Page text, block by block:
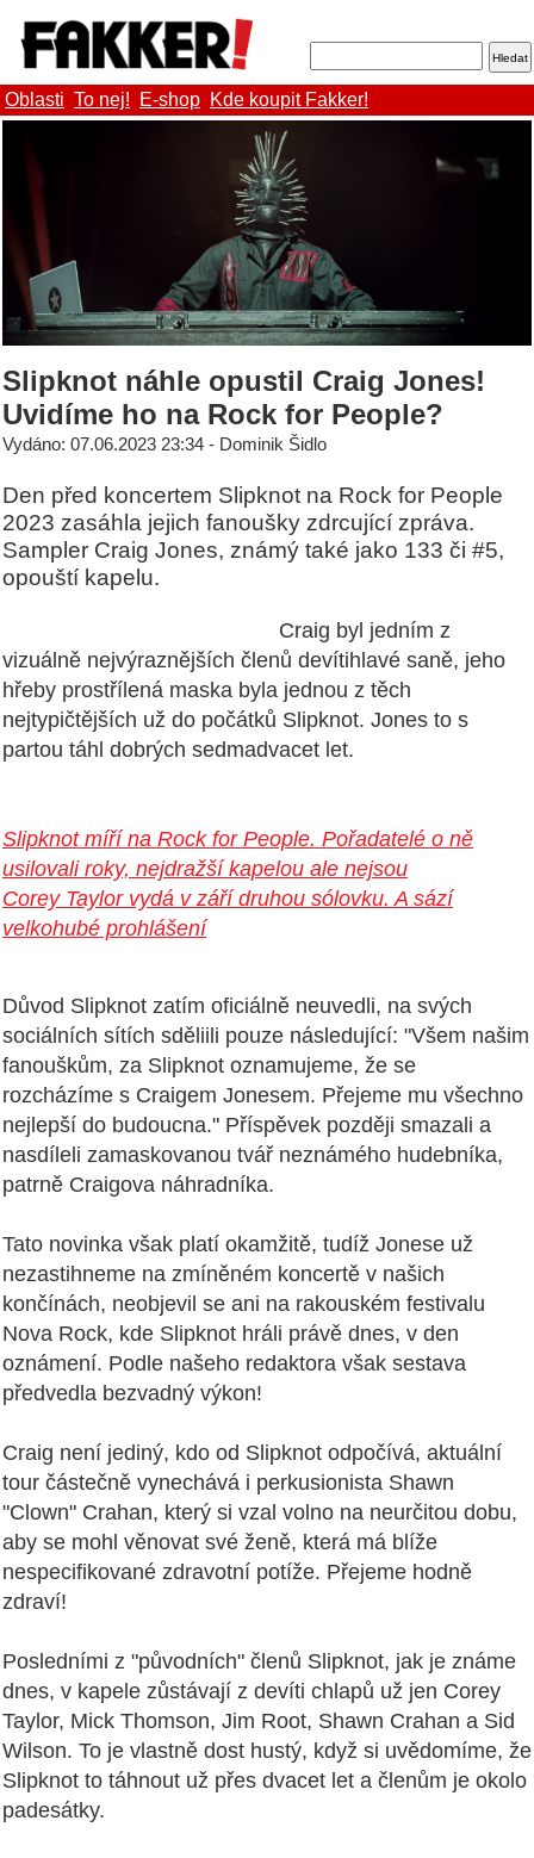
Oblasti To nej! E-shop Kde koupit Fakker!
Slipknot náhle opustil Craig Jones!
Uvidíme ho na Rock for People?
Vydáno: 07.06.2023 23:34 - Dominik Šidlo
Den před koncertem Slipknot na Rock for People
2023 zasáhla jejich fanoušky zdrcující zpráva.
Sampler Craig Jones, známý také jako 133 či #5,
opouští kapelu.
Craig byl jedním z
vizuálně nejvýraznějších členů devítihlavé saně, jeho
hřeby prostřílená maska byla jednou z těch
nejtypičtějších už do počátků Slipknot. Jones to s
partou táhl dobrých sedmadvacet let.
Slipknot míří na Rock for People. Pořadatelé o ně
usilovali roky, nejdražší kapelou ale nejsou
Corey Taylor vydá v září druhou sólovku. A sází
velkohubé prohlášení
Důvod Slipknot zatím oficiálně neuvedli, na svých
sociálních sítích sděliili pouze následující: "Všem našim
fanouškům, za Slipknot oznamujeme, že se
rozcházíme s Craigem Jonesem. Přejeme mu všechno
nejlepší do budoucna." Příspěvek později smazali a
nasdíleli zamaskovanou tvář neznámého hudebníka,
patrně Craigova náhradníka.
Tato novinka však platí okamžitě, tudíž Jonese už
nezastihneme na zmíněném koncertě v našich
končínách, neobjevil se ani na rakouském festivalu
Nova Rock, kde Slipknot hráli právě dnes, v den
oznámení. Podle našeho redaktora však sestava
předvedla bezvadný výkon!
Craig není jediný, kdo od Slipknot odpočívá, aktuální
tour částečně vynechává i perkusionista Shawn
"Clown" Crahan, který si vzal volno na neurčitou dobu,
aby se mohl věnovat své ženě, která má blíže
nespecifikované zdravotní potíže. Přejeme hodně
zdraví!
Posledními z "původních" členů Slipknot, jak je známe
dnes, v kapele zůstávají z devíti chlapů už jen Corey
Taylor, Mick Thomson, Jim Root, Shawn Crahan a Sid
Wilson. To je vlastně dost hustý, když si uvědomíme, že
Slipknot to táhnout už přes dvacet let a členům je okolo
padesátky.